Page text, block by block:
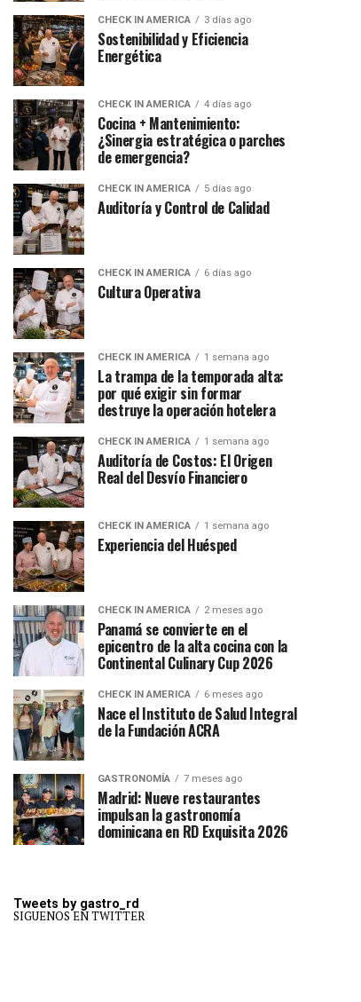
CHECK IN AMERICA 3 días ago
Sostenibilidad y Eficiencia
Energética
CHECK IN AMERICA 4 días ago
Cocina + Mantenimiento:
¿Sinergia estratégica o parches
de emergencia?
CHECK IN AMERICA 5 días ago
Auditoría y Control de Calidad
CHECK IN AMERICA 6 días ago
Cultura Operativa
CHECK IN AMERICA 1 semana ago
La trampa de la temporada alta:
por qué exigir sin formar
destruye la operación hotelera
CHECK IN AMERICA 1 semana ago
Auditoría de Costos: El Origen
Real del Desvío Financiero
CHECK IN AMERICA 1 semana ago
Experiencia del Huésped
CHECK IN AMERICA 2 meses ago
Panamá se convierte en el
epicentro de la alta cocina con la
Continental Culinary Cup 2026
CHECK IN AMERICA 6 meses ago
Nace el Instituto de Salud Integral
de la Fundación ACRA
GASTRONOMÍA 7 meses ago
Madrid: Nueve restaurantes
impulsan la gastronomía
dominicana en RD Exquisita 2026
Tweets by gastro_rd
SIGUENOS EN TWITTER